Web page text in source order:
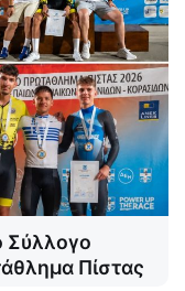
Σύλλογο
Πίστας